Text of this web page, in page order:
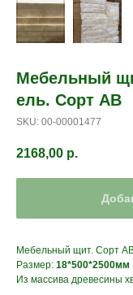
Мебельный
ель. Сорт АВ
SKU: 00-00001477
2168,00 р.
Мебельный щит. Сорт
Размер: 18*500*2500мм
Из массива древесины